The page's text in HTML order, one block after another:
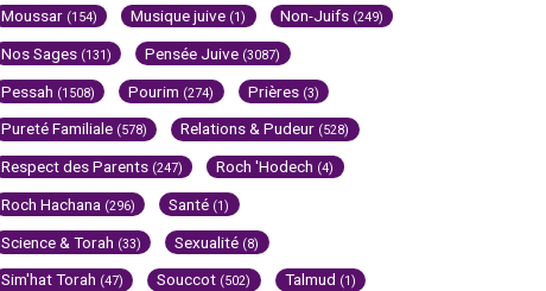
Moussar (154) Musique juive (1) Non-Juifs (249)
Nos Sages (131) Pensée Juive (3087)
Pessah (1508) Pourim (274) Prières (3)
Pureté Familiale (578) Relations & Pudeur (528)
Respect des Parents (247) Roch 'Hodech (4)
Roch Hachana (296) Santé (1)
Science & Torah (33) Sexualité (8)
Sim'hat Torah (47) Souccot (502) Talmud (1)